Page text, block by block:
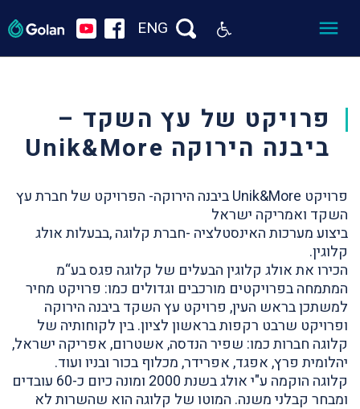
ENG
פרויקט של עץ השקד –
ביבנה הירוקה Unik&More
פרויקט Unik&More ביבנה הירוקה- הפרויקט של חברת עץ
השקד ואמריקה ישראל
ביצוע מערכות האינסטלציה -חברת קלוגה ,בבעלות אולג
קלוגין.
הכירו את אולג קלוגין הבעלים של קלוגה פגס בע“מ
המתמחה בפרויקטים מורכבים וגדולים כמו: פרויקט מחיר
למשתכן בראש העין, פרויקט עץ השקד ביבנה הירוקה
ופרויקט שרבט רקפות בראשון לציון. בין לקוחותיה של
קלוגה חברות כמו: שפיר הנדסה, אשטרום, אפריקה ישראל,
יהלומית פרץ, אפגד, אפרידר, מכלוף בכור ובניו ועוד.
קלוגה הוקמה ע"י אולג בשנת 2000 ומונה כיום כ-60 עובדים
ומבחר קבלני משנה. המוטו של קלוגה הוא שהשרות לא